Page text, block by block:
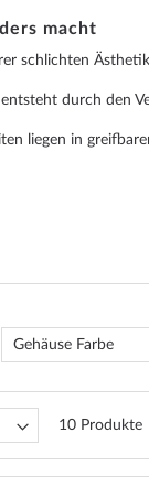
macht
schlichten
durch den
liegen in
Gehäuse Farbe
10Produkte